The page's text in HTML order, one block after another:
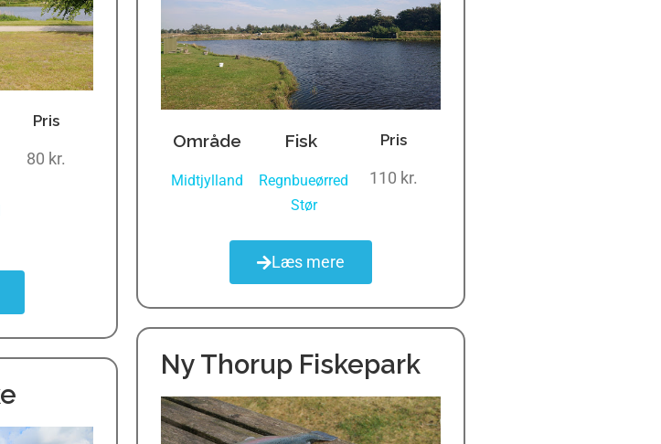
Pris
80 kr.
Område
Midtjylland
Fisk
Regnbueørred
Stør
Pris
110 kr.
Læs mere
Ny Thorup Fiskepark